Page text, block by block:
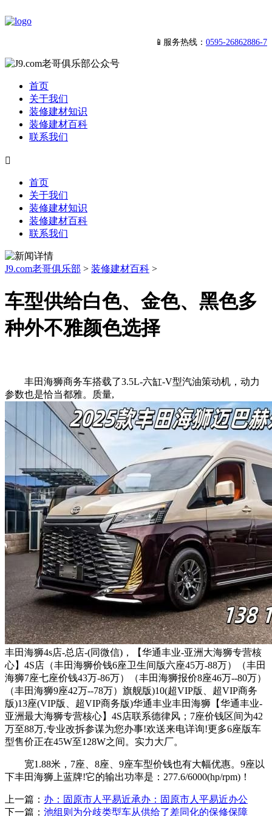
📱服务热线： 0595-26862886-7
首页
关于我们
装修建材知识
装修建材百科
联系我们

首页
关于我们
装修建材知识
装修建材百科
联系我们
J9.com老哥俱乐部 > 装修建材百科 >
车型供给白色、金色、黑色多
种外不雅颜色选择
丰田海狮商务车搭载了3.5L-六缸-V型汽油策动机，动力
参数也是恰当都雅。质量,
丰田海狮4s店-总店-(同微信)，【华通丰业-亚洲大海狮专营核
心】4S店（丰田海狮价钱6座卫生间版六座45万-88万）（丰田
海狮7座七座价钱43万-86万）（丰田海狮报价8座46万--80万）
（丰田海狮9座42万--78万）旗舰版)10(超VIP版、超VIP商务
版)13座(VIP版、超VIP商务版)华通丰业丰田海狮【华通丰业-
亚洲最大海狮专营核心】4S店联系德律风；7座价钱区间为42
万至88万,专业改拆参谋为您办事!欢送来电详询!更多6座版车
型售价正在45W至128W之间。实力大厂。
宽1.88米，7座、8座、9座车型价钱也有大幅优惠。9座以
下丰田海狮上蓝牌!它的输出功率是：277.6/6000(hp/rpm)！
上一篇： 办：固原市人平易近承办：固原市人平易近办公
下一篇： 池组则为分歧类型车从供给了差同化的保修保障